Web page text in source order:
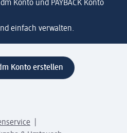
Konto und PAYBACK Konto
einfach verwalten.
Konto erstellen